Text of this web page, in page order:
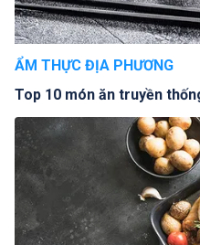
ẨM THỰC ĐỊA PHƯƠNG
Top 10 món ăn truyền